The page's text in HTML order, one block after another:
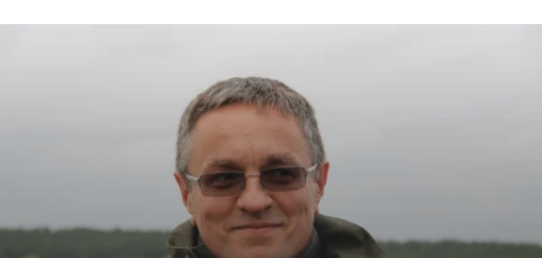
Авто и транспорт
Недвижимость и ЖКХ
Образование
Общество